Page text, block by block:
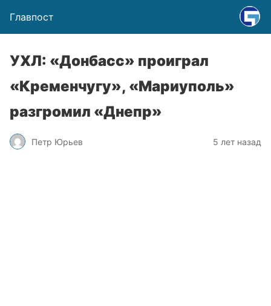
Главпост
УХЛ: «Донбасс» проиграл
«Кременчугу», «Мариуполь»
разгромил «Днепр»
Петр Юрьев 5 лет назад